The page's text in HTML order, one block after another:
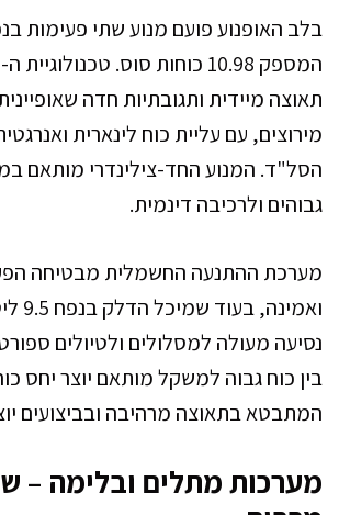
תאוצה מיידית ותגובתיות חדה
מירוצים, עם עליית כוח לינארית
הסל"ד. המנוע החד-צילינדרי מותאם
גבוהים ולרכיבה דינמית.
מערכת ההתנעה החשמלית מבטיחה
נסיעה מעולה למסלולים ולטיולים
בין כוח גבוה למשקל מותאם יוצר יחס
המתבטא בתאוצה מרהיבה ובביצועים
מערכות מתלים ובלימה –